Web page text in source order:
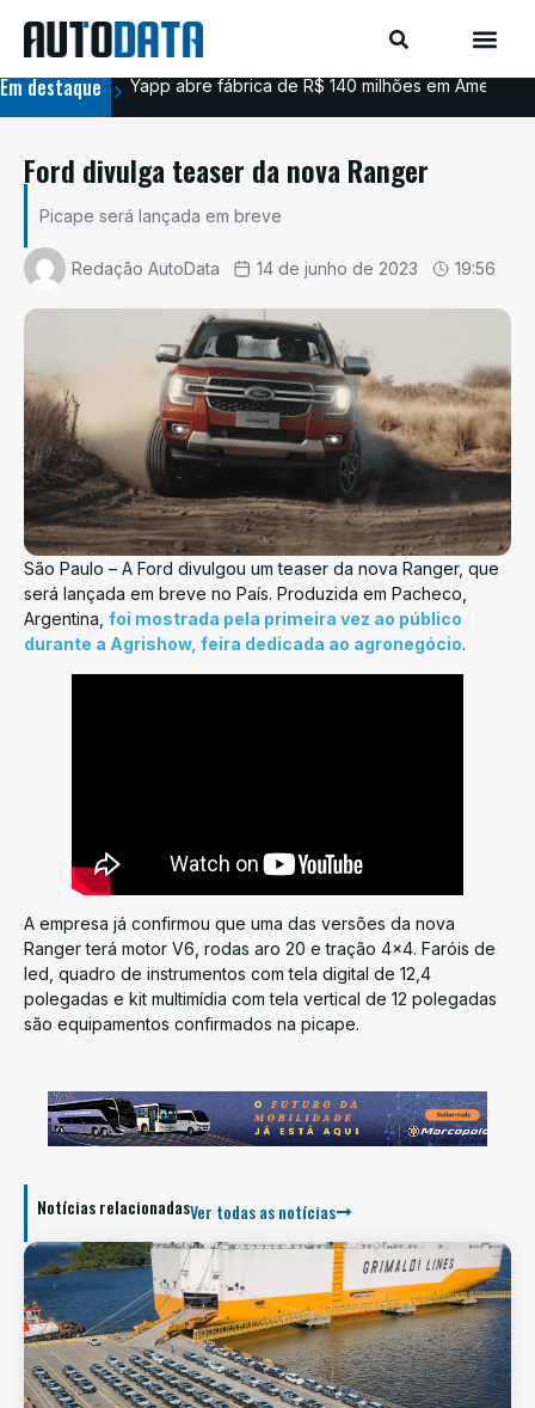
Em destaque Yapp abre fábrica de R$ 140 milhões em
Ford divulga teaser da nova Ranger
Picape será lançada em breve
Redação AutoData 14 de junho de 2023 19:56
São Paulo – A Ford divulgou um teaser da nova Ranger, que
será lançada em breve no País. Produzida em Pacheco,
Argentina, foi mostrada pela primeira vez ao público
durante a Agrishow, feira dedicada ao agronegócio.
A empresa já confirmou que uma das versões da nova
Ranger terá motor V6, rodas aro 20 e tração 4×4. Faróis de
led, quadro de instrumentos com tela digital de 12,4
polegadas e kit multimídia com tela vertical de 12 polegadas
são equipamentos confirmados na picape.
Notícias relacionadasVer todas as notícias